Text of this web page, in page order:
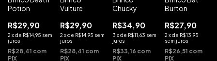
Potion
R$29,90
2 xde R$14,95 sem
juros
R$28,41 com
PIX
Vulture
R$29,90
2 xde R$14,95 sem
juros
R$28,41 com
PIX
Chucky
R$34,90
3 xde R$11,63 sem
juros
R$33,16 com
PIX
Burton
R$27,90
2 xde R$13,95
sem juros
R$26,51 com
PIX